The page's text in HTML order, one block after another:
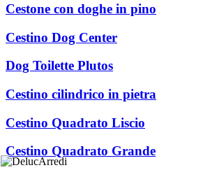
Cestone con doghe in pino
Cestino Dog Center
Dog Toilette Plutos
Cestino cilindrico in pietra
Cestino Quadrato Liscio
Cestino Quadrato Grande